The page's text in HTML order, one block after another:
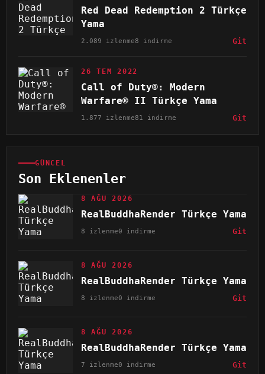
Red Dead Redemption 2 Türkçe
Yama
2.089 izlenme8 indirme Git
26 TEM 2022
Call of Duty®: Modern
Warfare® II Türkçe Yama
1.877 izlenme81 indirme Git
GÜNCEL
Son Eklenenler
8 AĞU 2026
RealBuddhaRender Türkçe Yama
8 izlenme0 indirme Git
8 AĞU 2026
RealBuddhaRender Türkçe Yama
8 izlenme0 indirme Git
8 AĞU 2026
RealBuddhaRender Türkçe Yama
7 izlenme0 indirme Git